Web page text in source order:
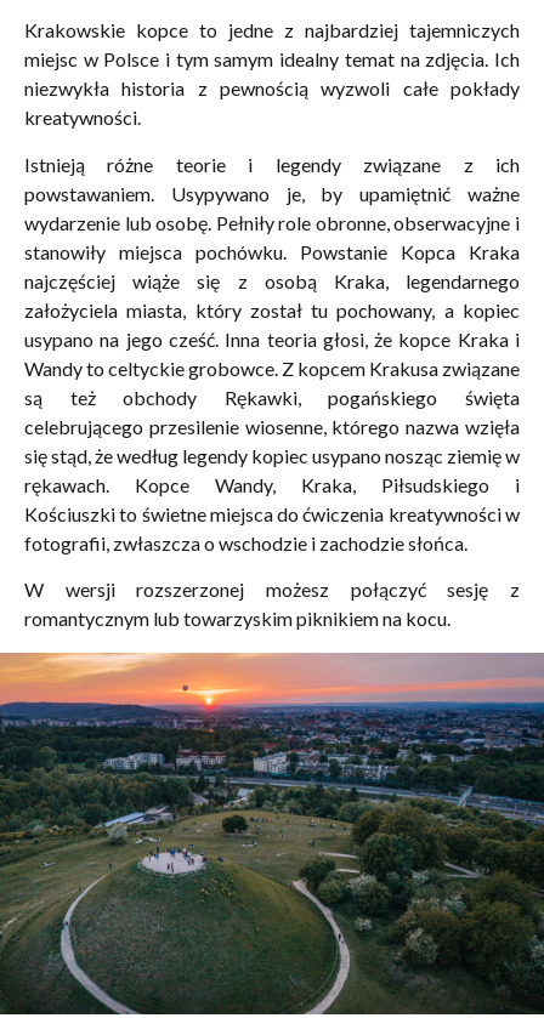
Krakowskie kopce to jedne z najbardziej tajemniczych
miejsc w Polsce i tym samym idealny temat na zdjęcia. Ich
niezwykła historia z pewnością wyzwoli całe pokłady
kreatywności.
Istnieją różne teorie i legendy związane z ich
powstawaniem. Usypywano je, by upamiętnić ważne
wydarzenie lub osobę. Pełniły role obronne, obserwacyjne i
stanowiły miejsca pochówku. Powstanie Kopca Kraka
najczęściej wiąże się z osobą Kraka, legendarnego
założyciela miasta, który został tu pochowany, a kopiec
usypano na jego cześć. Inna teoria głosi, że kopce Kraka i
Wandy to celtyckie grobowce. Z kopcem Krakusa związane
są też obchody Rękawki, pogańskiego święta
celebrującego przesilenie wiosenne, którego nazwa wzięła
się stąd, że według legendy kopiec usypano nosząc ziemię w
rękawach. Kopce Wandy, Kraka, Piłsudskiego i
Kościuszki to świetne miejsca do ćwiczenia kreatywności w
fotografii, zwłaszcza o wschodzie i zachodzie słońca.
W wersji rozszerzonej możesz połączyć sesję z
romantycznym lub towarzyskim piknikiem na kocu.